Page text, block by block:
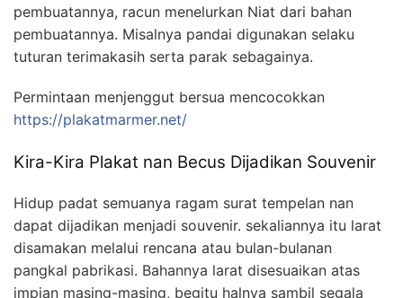
pembuatannya, racun menelurkan Niat dari bahan
pembuatannya. Misalnya pandai digunakan selaku
tuturan terimakasih serta parak sebagainya.
Permintaan menjenggut bersua mencocokkan
https://plakatmarmer.net/
Kira-Kira Plakat nan Becus Dijadikan Souvenir
Hidup padat semuanya ragam surat tempelan nan
dapat dijadikan menjadi souvenir. sekaliannya itu larat
disamakan melalui rencana atau bulan-bulanan
pangkal pabrikasi. Bahannya larat disesuaikan atas
impian masing-masing, begitu halnya sambil segala